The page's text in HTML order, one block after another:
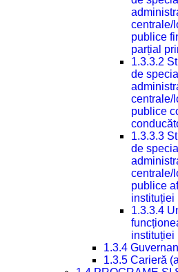
centrale/
publice
parțial
1.3.3.2
de
centrale/
publice
1.3.3.3
de
centrale/
publice
instituției
1.3.3.4
instituției
1.3.4
1.3.5 Carieră